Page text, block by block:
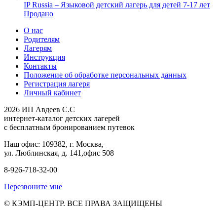
IP Russia – Языковой детский лагерь для детей 7-17 лет
Продано
О нас
Родителям
Лагерям
Инструкция
Контакты
Положение об обработке персональных данных
Регистрация лагеря
Личный кабинет
2026 ИП Авдеев С.С
интернет-каталог детских лагерей
с бесплатным бронированием путевок
Наш офис: 109382, г. Москва,
ул. Люблинская, д. 141,офис 508
8-926-718-32-00
Перезвоните мне
© КЭМП-ЦЕНТР. ВСЕ ПРАВА ЗАЩИЩЕНЫ